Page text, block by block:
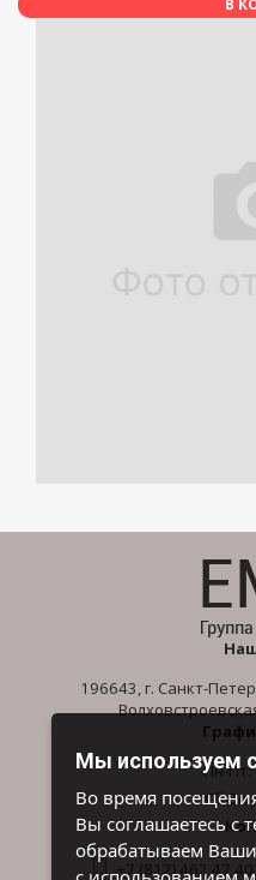
196643, г. Санкт-
Пн-Пт:
Сб-Вс:
+7 (812) 462 47 40
Мы используем
Во время
Вы соглашаетесь с
обрабатываем